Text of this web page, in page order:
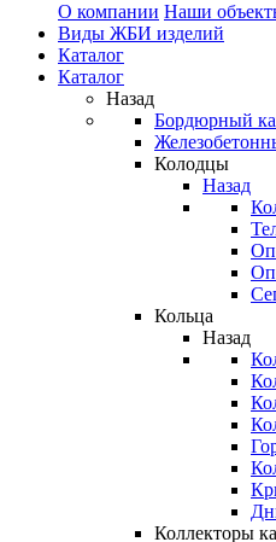
О компании Наши
Виды ЖБИ изделий
Каталог
Каталог
Назад
Бордюрный
Колодцы
Назад
Кольца
Назад
Коллекторы